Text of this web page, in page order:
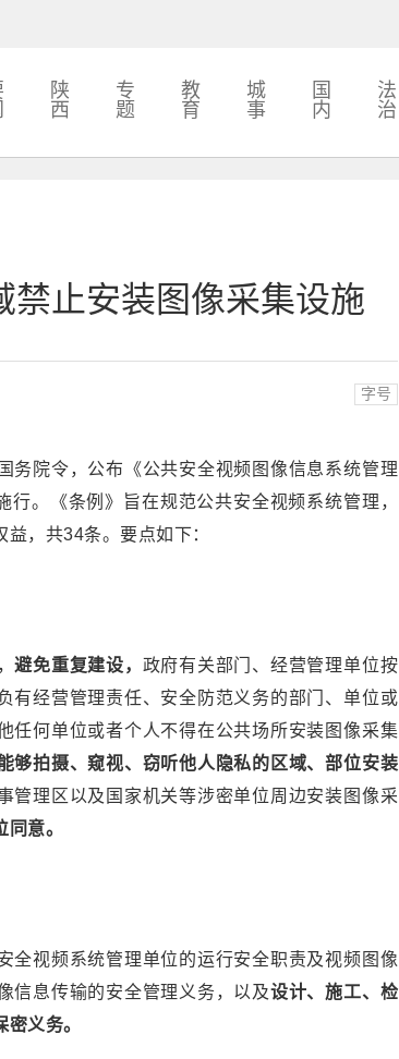
陕
西
专
题
教
育
城
事
国
内
法
治
禁止安装图像采集设施
字号
务院令，公布 《公共安全视频图像信息系统管理
。《条例》旨在规范公共安全视频系统管理，
，共34条。要点如下：
避免重复建设， 政府有关部门、经营管理单位按
有经营管理责任、安全防范义务的部门、单位或
任何单位或者个人不得在公共场所安装图像采集
够拍摄、窥视、窃听他人隐私的区域、部位安装
管理区以及国家机关等涉密单位周边安装图像采
意。
全视频系统管理单位的运行安全职责及视频图像
信息传输的安全管理义务，以及设计、施工、检
义务。